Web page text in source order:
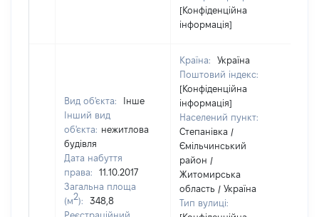
[Конфіденційна
інформація]
Вид об'єкта:
Інше
Інший вид
об'єкта: нежитлова
будівля
Дата набуття
права:
11.10.2017
Загальна площа
(м2):
348,8
Реєстраційний
Країна:
Україна
Поштовий індекс:
[Конфіденційна
інформація]
Населений пункт:
Степанівка /
Ємільчинський
район /
Житомирська
область / Україна
Тип вулиці: